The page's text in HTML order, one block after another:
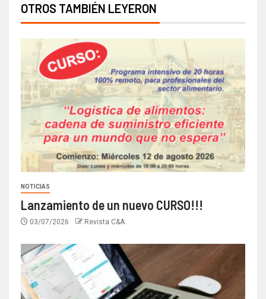
OTROS TAMBIÉN LEYERON
NOTICIAS
Lanzamiento de un nuevo CURSO!!!
03/07/2026 Revista C&A